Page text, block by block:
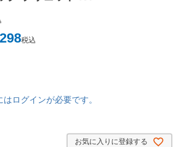
税込
ログインが必要です。
お気に入りに登録する